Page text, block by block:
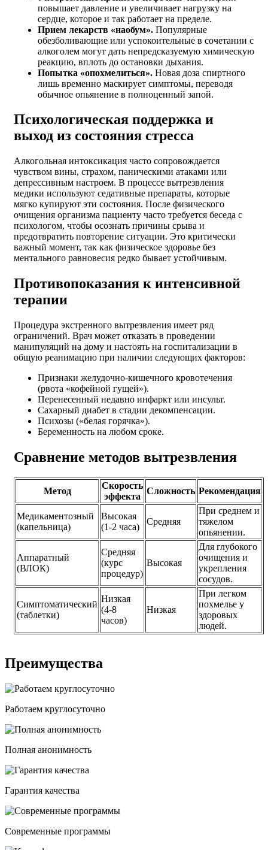
повышает давление и увеличивает нагрузку на
сердце, которое и так работает на пределе.
Прием лекарств «наобум». Популярные
обезболивающие или успокоительные в сочетании с
алкоголем могут дать непредсказуемую химическую
реакцию, вплоть до остановки дыхания.
Попытка «опохмелиться». Новая доза спиртного
лишь временно маскирует симптомы, переводя
обычное опьянение в полноценный запой.
Психологическая поддержка и
выход из состояния стресса
Алкогольная интоксикация часто сопровождается
чувством вины, страхом, паническими атаками или
депрессивным настроем. В процессе вытрезвления
медики используют седативные препараты, которые
мягко купируют эти состояния. После физического
очищения организма пациенту часто требуется беседа с
психологом, чтобы осознать причины срыва и
предотвратить повторение ситуации. Это критически
важный момент, так как физическое здоровье без
ментального равновесия редко бывает устойчивым.
Противопоказания к интенсивной
терапии
Процедура экстренного вытрезвления имеет ряд
ограничений. Врач может отказать в проведении
манипуляций на дому и настоять на госпитализации в
общую реанимацию при наличии следующих факторов:
Признаки желудочно-кишечного кровотечения
(рвота «кофейной гущей»).
Перенесенный недавно инфаркт или инсульт.
Сахарный диабет в стадии декомпенсации.
Психозы («белая горячка»).
Беременность на любом сроке.
Сравнение методов вытрезвления
Метод
Скорость
эффекта
Сложность Рекомендация
Медикаментозный
(капельница)
Высокая
(1-2 часа)
Средняя
При среднем и
тяжелом
опьянении.
Аппаратный
(ВЛОК)
Средняя
(курс
процедур)
Высокая
Для глубокого
очищения и
укрепления
сосудов.
Симптоматический
(таблетки)
Низкая
(4-8
часов)
Низкая
При легком
похмелье у
здоровых
людей.
Преимущества
Работаем круглосуточно
Полная анонимность
Гарантия качества
Современные программы